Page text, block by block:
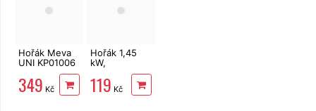
Hořák Meva
UNI KP01006
hobby
349 Kč
Hořák 1,45
kW,
flambovací
pistole na
kartuše 227 g
119 Kč